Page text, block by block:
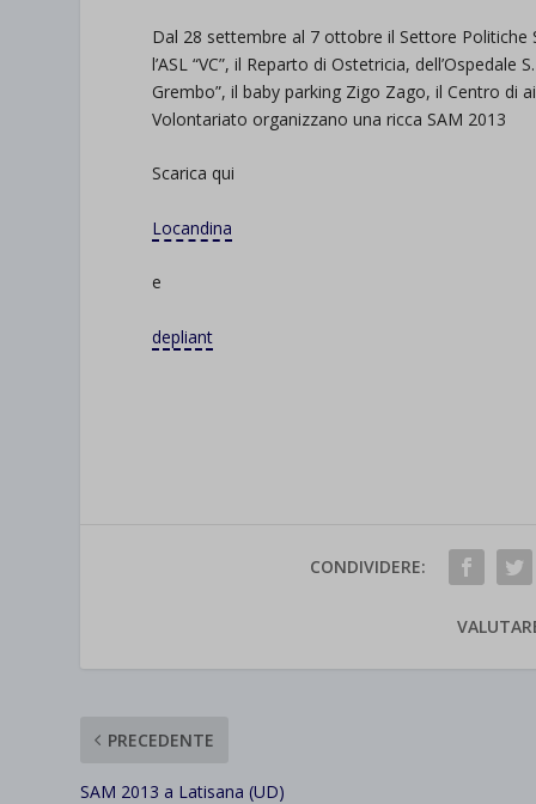
Dal 28 settembre al 7 ottobre il Settore Politiche
l’ASL “VC”, il Reparto di Ostetricia,
Grembo”, il baby parking Zigo Zago, il Centro di
Volontariato organizzano una ricca SAM 2013
Scarica qui
Locandina
e
depliant
CONDIVIDERE:
PRECEDENTE
SAM 2013 a Latisana (UD)